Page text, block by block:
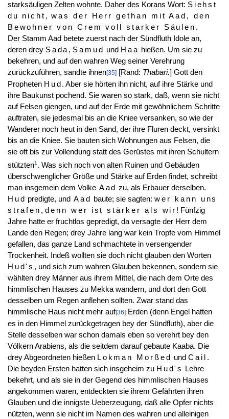
starksäuligen Zelten wohnte. Daher des Korans Wort: Siehst
du nicht , was der Herr gethan mit Aad, den
Bewohner von Crem voll starker Säulen .
Der Stamm Aad betete zuerst nach der Sündfluth Idole an,
deren drey Sada, Samud und Haa hießen. Um sie zu
bekehren, und auf den wahren Weg seiner Verehrung
zurückzuführen, sandte ihnen[35][Rand: Thabari.] Gott den
Propheten Hud . Aber sie hörten ihn nicht, auf ihre Stärke und
ihre Baukunst pochend. Sie waren so stark, daß, wenn sie nicht
auf Felsen giengen, und auf der Erde mit gewöhnlichem Schritte
auftraten, sie jedesmal bis an die Kniee versanken, so wie der
Wanderer noch heut in den Sand, der ihre Fluren deckt, versinkt
bis an die Kniee. Sie bauten sich Wohnungen aus Felsen, die
sie oft bis zur Vollendung statt des Gerüstes mit ihren Schultern
stützten1. Was sich noch von alten Ruinen und Gebäuden
überschwenglicher Größe und Stärke auf Erden findet, schreibt
man insgemein dem VolkeAad zu, als Erbauer derselben.
Hud predigte, und Aad baute; sie sagten:wer kann uns
strafen ,denn wer ist stärker als wir ! Fünfzig
Jahre hatte er fruchtlos gepredigt, da versagte der Herr dem
Lande den Regen; drey Jahre lang war kein Tropfe vom Himmel
gefallen, das ganze Land schmachtete in versengender
Trockenheit. Indeß wollten sie doch nicht glauben den Worten
Hud's , und sich zum wahren Glauben bekennen, sondern sie
wählten drey Männer aus ihrem Mittel, die nach dem Orte des
himmlischen Hauses zu Mekka wandern, und dort den Gott
desselben um Regen anflehen sollten. Zwar stand das
himmlische Haus nicht mehr auf[36]Erden (denn Engel hatten
es in den Himmel zurückgetragen bey der Sündfluth), aber die
Stelle desselben war schon damals eben so verehrt bey den
Völkern Arabiens, als die seitdem darauf gebaute Kaaba. Die
drey Abgeordneten hießen Lokman Morßed und Cail .
Die beyden Ersten hatten sich insgeheim zu Hud's
Lehre
bekehrt, und als sie in der Gegend des himmlischen Hauses
angekommen waren, entdeckten sie ihrem Gefährten ihren
Glauben und die innigste Ueberzeugung, daß alle Opfer nichts
nützten, wenn sie nicht im Namen des wahren und alleinigen